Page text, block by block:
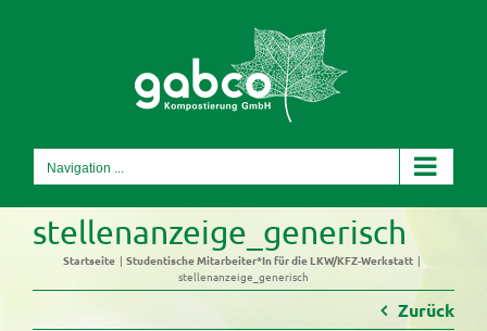
Navigation ...
stellenanzeige_generisch
Startseite
Studentische Mitarbeiter*In für die LKW/KFZ-Werkstatt
stellenanzeige_generisch
Zurück